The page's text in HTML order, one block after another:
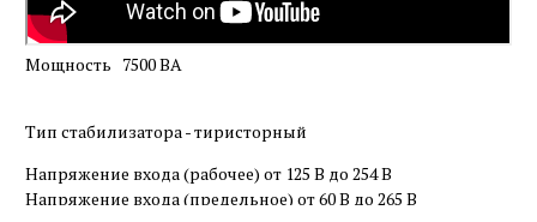
Мощность 7500 ВА
Тип стабилизатора - тиристорный
Напряжение входа (рабочее) от 125 В до 254 В
Напряжение входа (предельное) от 60 В до 265 В